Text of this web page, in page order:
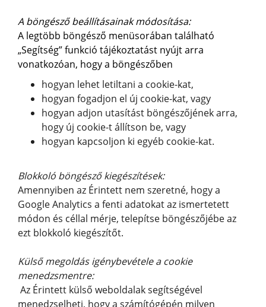
A böngésző beállításainak módosítása:
A legtöbb böngésző menüsorában található
„Segítség” funkció tájékoztatást nyújt arra
vonatkozóan, hogy a böngészőben
hogyan lehet letiltani a cookie-kat,
hogyan fogadjon el új cookie-kat, vagy
hogyan adjon utasítást böngészőjének arra,
hogy új cookie-t állítson be, vagy
hogyan kapcsoljon ki egyéb cookie-kat.
Blokkoló böngésző kiegészítések:
Amennyiben az Érintett nem szeretné, hogy a
Google Analytics a fenti adatokat az ismertetett
módon és céllal mérje, telepítse böngészőjébe az
ezt blokkoló kiegészítőt.
Külső megoldás igénybevétele a cookie
menedzsmentre:
Az Érintett külső weboldalak segítségével
menedzselheti, hogy a számítógépén milyen